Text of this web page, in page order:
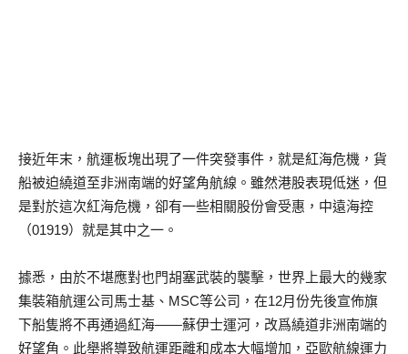
接近年末，航運板塊出現了一件突發事件，就是紅海危機，貨
船被迫繞道至非洲南端的好望角航線。雖然港股表現低迷，但
是對於這次紅海危機，卻有一些相關股份會受惠，中遠海控
（01919）就是其中之一。
據悉，由於不堪應對也門胡塞武裝的襲擊，世界上最大的幾家
集裝箱航運公司馬士基、MSC等公司，在12月份先後宣佈旗
下船隻將不再通過紅海——蘇伊士運河，改爲繞道非洲南端的
好望角。此舉將導致航運距離和成本大幅增加，亞歐航線運力